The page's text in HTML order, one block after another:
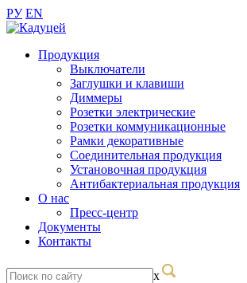
РУ EN
Продукция
Выключатели
Заглушки и клавиши
Диммеры
Розетки электрические
Розетки коммуникационные
Рамки декоративные
Соединительная продукция
Установочная продукция
Антибактериальная продукция
О нас
Пресс-центр
Документы
Контакты
x